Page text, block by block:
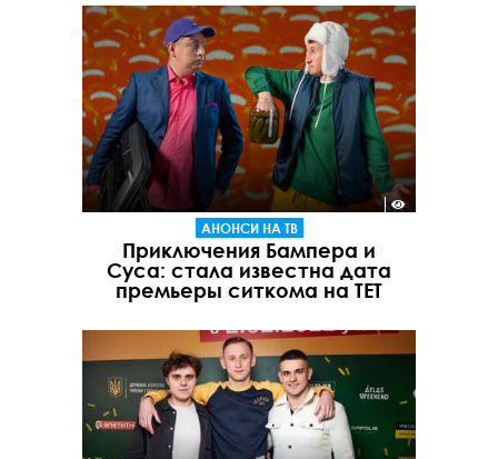
АНОНСИ НА ТВ
Приключения Бампера и
Суса: стала известна дата
премьеры ситкома на ТЕТ